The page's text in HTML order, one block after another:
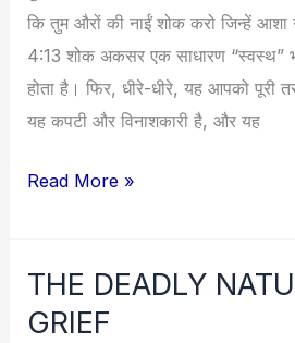
कि तुम औरों की नाईं शोक करो जिन्हें आशा
4:13 शोक अकसर एक साधारण “स्वस्थ”
होता है। फिर, धीरे-धीरे, यह आपको पूरी
यह कपटी और विनाशकारी है, और यह
Read More »
THE DEADLY
GRIEF
THE
DEADLY